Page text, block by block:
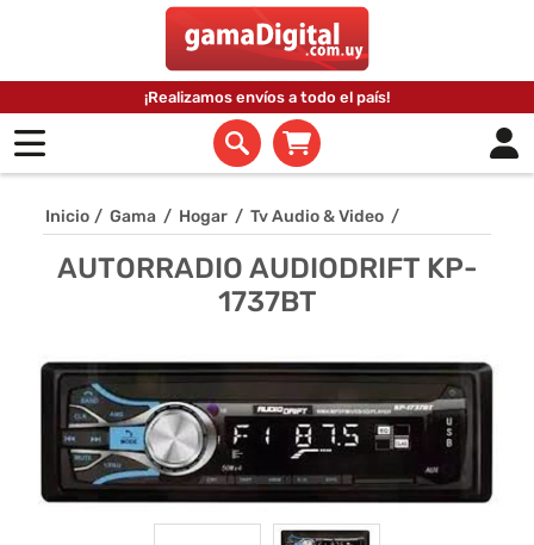
¡Realizamos envíos a todo el país!
Inicio / Gama / Hogar / Tv Audio & Video /
AUTORRADIO AUDIODRIFT KP-
1737BT